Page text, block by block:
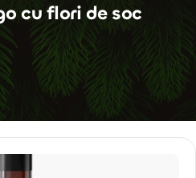
cu flori de soc